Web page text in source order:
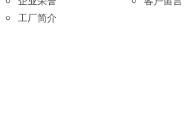
工厂简介